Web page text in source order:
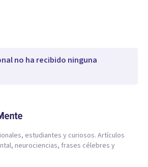
no ha recibido ninguna
estudiantes y curiosos. Artículos
neurociencias, frases célebres y